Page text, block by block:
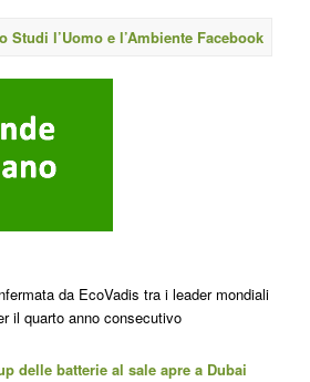
Studi l’Uomo e l’Ambiente Facebook
da EcoVadis tra i leader mondiali
il quarto anno consecutivo
delle batterie al sale apre a Dubai